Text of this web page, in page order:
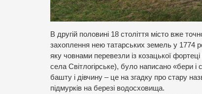
В другій половині 18 століття місто вже
захоплення нею татарських земель у 1774
яку човнами перевезли із козацької
села Світлогірське), було написано «бери
башту і дівчину – це на згадку про стару
підмурків на березі водосховища.